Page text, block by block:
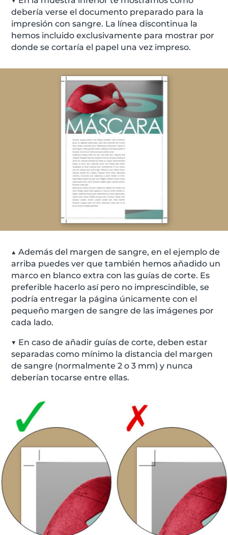
debería verse el documento preparado para la
impresión con sangre. La línea discontinua la
hemos incluido exclusivamente para mostrar por
donde se cortaría el papel una vez impreso.
▲ Además del margen de sangre, en el ejemplo de
arriba puedes ver que también hemos añadido un
marco en blanco extra con las guías de corte. Es
preferible hacerlo así pero no imprescindible, se
podría entregar la página únicamente con el
pequeño margen de sangre de las imágenes por
cada lado.
▼ En caso de añadir guías de corte, deben estar
separadas como mínimo la distancia del margen
de sangre (normalmente 2 o 3 mm) y nunca
deberían tocarse entre ellas.